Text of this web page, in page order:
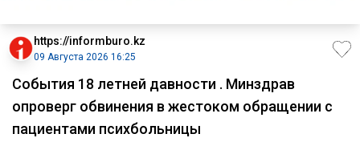
https://informburo.kz
09 Августа 2026 16:25
События 18 летней давности . Минздрав
опроверг обвинения в жестоком обращении с
пациентами психбольницы